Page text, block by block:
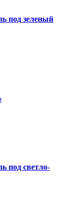
под зеленый
под светло-